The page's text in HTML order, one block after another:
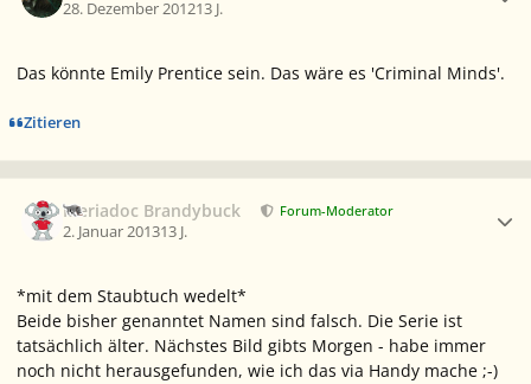
28. Dezember 201213 J.
Das könnte Emily Prentice sein. Das wäre es 'Criminal Minds'.
Zitieren
Meriadoc Brandybuck Forum-Moderator
2. Januar 201313 J.
*mit dem Staubtuch wedelt*
Beide bisher genanntet Namen sind falsch. Die Serie ist
tatsächlich älter. Nächstes Bild gibts Morgen - habe immer
noch nicht herausgefunden, wie ich das via Handy mache ;-)